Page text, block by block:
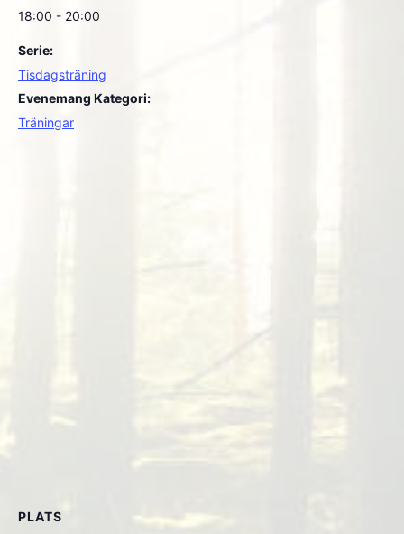
18:00 - 20:00
Serie:
Tisdagsträning
Evenemang Kategori:
Träningar
PLATS